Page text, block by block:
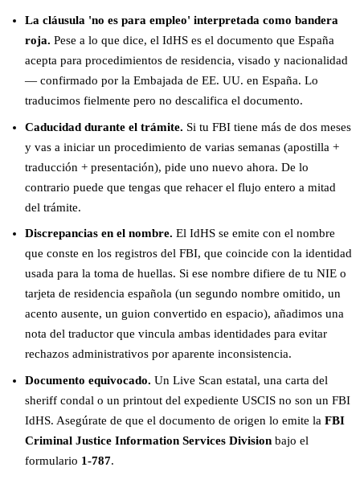
La cláusula 'no es para empleo' interpretada como bandera
roja. Pese a lo que dice, el IdHS es el documento que España
acepta para procedimientos de residencia, visado y nacionalidad
— confirmado por la Embajada de EE. UU. en España. Lo
traducimos fielmente pero no descalifica el documento.
Caducidad durante el trámite. Si tu FBI tiene más de dos meses
y vas a iniciar un procedimiento de varias semanas (apostilla +
traducción + presentación), pide uno nuevo ahora. De lo
contrario puede que tengas que rehacer el flujo entero a mitad
del trámite.
Discrepancias en el nombre. El IdHS se emite con el nombre
que conste en los registros del FBI, que coincide con la identidad
usada para la toma de huellas. Si ese nombre difiere de tu NIE o
tarjeta de residencia española (un segundo nombre omitido, un
acento ausente, un guion convertido en espacio), añadimos una
nota del traductor que vincula ambas identidades para evitar
rechazos administrativos por aparente inconsistencia.
Documento equivocado. Un Live Scan estatal, una carta del
sheriff condal o un printout del expediente USCIS no son un FBI
IdHS. Asegúrate de que el documento de origen lo emite la FBI
Criminal Justice Information Services Divisionbajo el
formulario 1-787.